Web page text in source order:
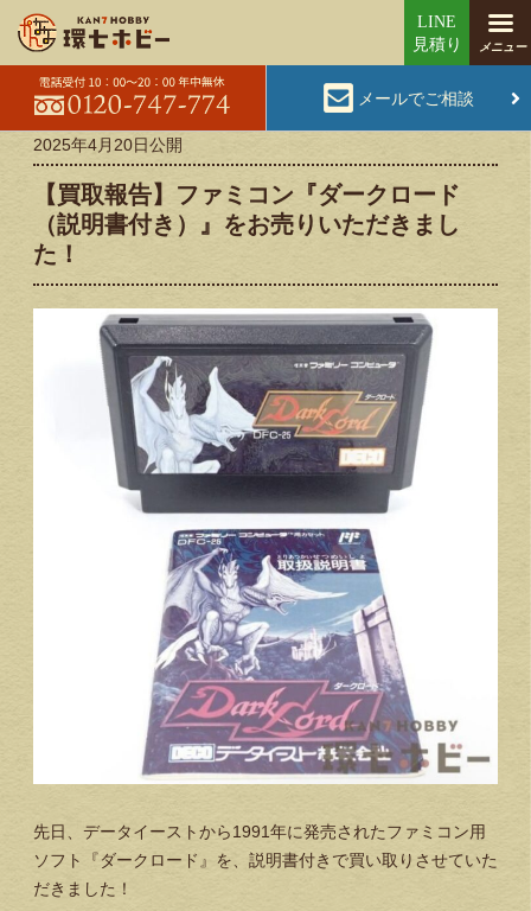
メールでご相談
2025年4月20日公開
【買取報告】ファミコン『ダークロード
（説明書付き）』をお売りいただきまし
た！
先日、データイーストから1991年に発売されたファミコン用
ソフト『ダークロード』を、説明書付きで買い取りさせていた
だきました！